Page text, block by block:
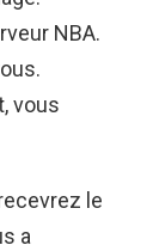
NBA.
vous
le
a